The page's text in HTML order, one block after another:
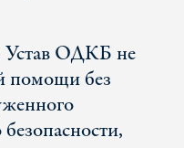
Устав ОДКБ не
помощи без